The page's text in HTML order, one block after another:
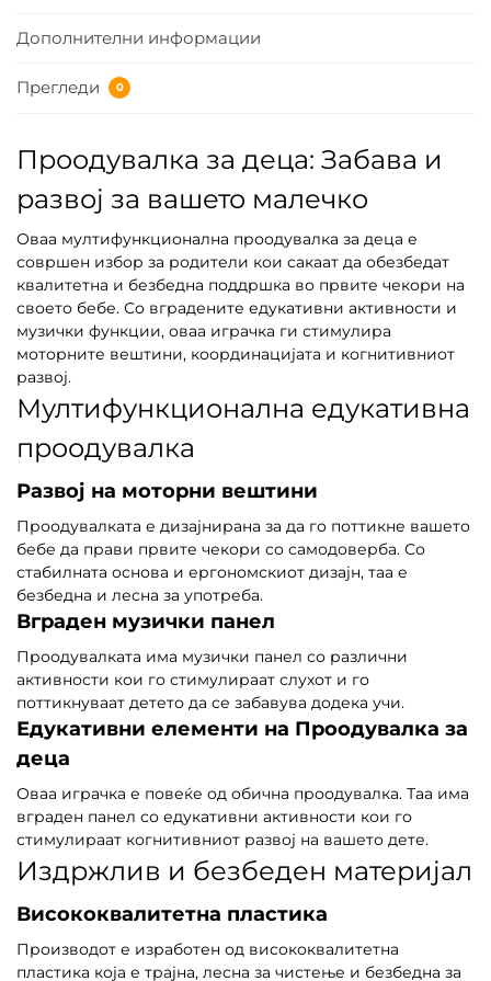
Дополнителни информации
Прегледи 0
Проодувалка за деца: Забава и
развој за вашето малечко
Оваа мултифункционална проодувалка за деца е
совршен избор за родители кои сакаат да обезбедат
квалитетна и безбедна поддршка во првите чекори на
своето бебе. Со вградените едукативни активности и
музички функции, оваа играчка ги стимулира
моторните вештини, координацијата и когнитивниот
развој.
Мултифункционална едукативна
проодувалка
Развој на моторни вештини
Проодувалката е дизајнирана за да го поттикне вашето
бебе да прави првите чекори со самодоверба. Со
стабилната основа и ергономскиот дизајн, таа е
безбедна и лесна за употреба.
Вграден музички панел
Проодувалката има музички панел со различни
активности кои го стимулираат слухот и го
поттикнуваат детето да се забавува додека учи.
Едукативни елементи на Проодувалка за
деца
Оваа играчка е повеќе од обична проодувалка. Таа има
вграден панел со едукативни активности кои го
стимулираат когнитивниот развој на вашето дете.
Издржлив и безбеден материјал
Висококвалитетна пластика
Производот е изработен од висококвалитетна
пластика која е трајна, лесна за чистење и безбедна за